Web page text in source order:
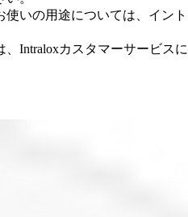
いの用途については、イン
Intraloxカスタマーサービス